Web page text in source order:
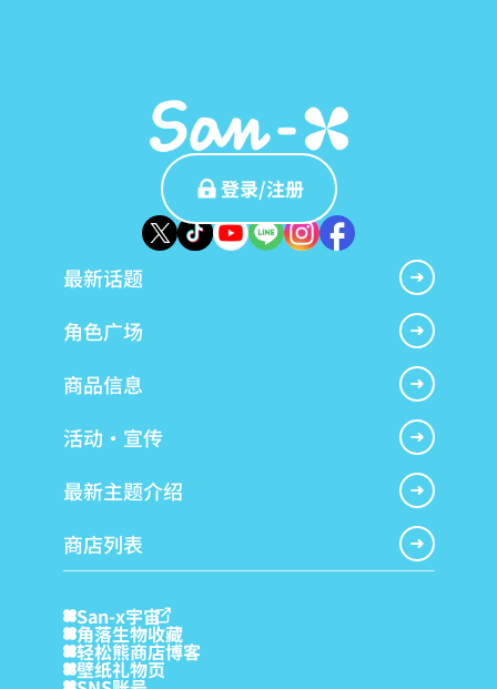
登录/注册
最新话题
角色广场
商品信息
活动・宣传
最新主题介绍
商店列表
San-x宇宙
角落生物收藏
轻松熊商店博客
壁纸礼物页